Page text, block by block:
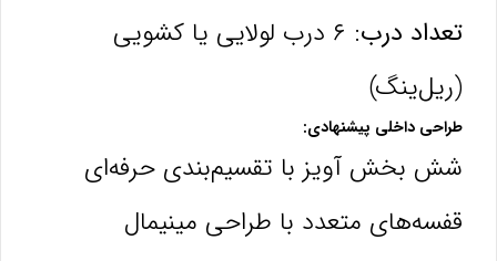
تعداد درب:
۶ درب لولایی یا کشویی
(ریل‌ینگ)
طراحی داخلی پیشنهادی:
شش بخش آویز با تقسیم‌بندی حرفه‌ای
قفسه‌های متعدد با طراحی مینیمال